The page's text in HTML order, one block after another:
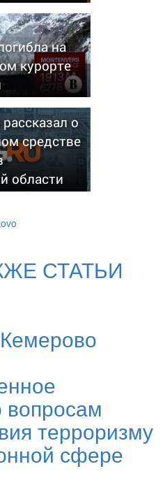
на
курорте
о
средстве
области
СТАТЬИ
терроризму
сфере